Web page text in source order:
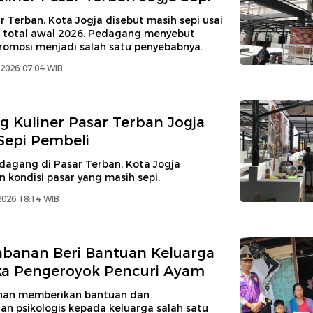
Terban, Kota Jogja disebut masih sepi usai
awal 2026. Pedagang menyebut
menjadi salah satu penyebabnya.
07:04 WIB
Kuliner Pasar Terban Jogja
Pembeli
di Pasar Terban, Kota Jogja
kondisi pasar yang masih sepi.
18:14 WIB
Beri Bantuan Keluarga
Pengeroyok Pencuri Ayam
memberikan bantuan dan
psikologis kepada keluarga salah satu